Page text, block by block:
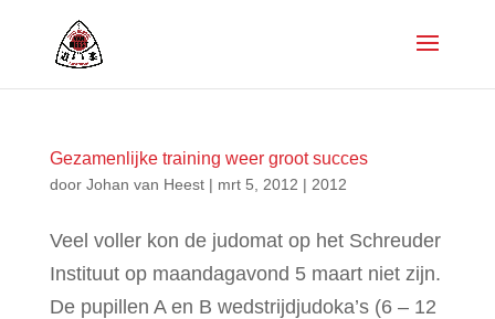
Gezamenlijke training weer groot succes
door Johan van Heest| mrt 5, 2012 | 2012
Veel voller kon de judomat op het Schreuder
Instituut op maandagavond 5 maart niet zijn.
De pupillen A en B wedstrijdjudoka’s (6 – 12